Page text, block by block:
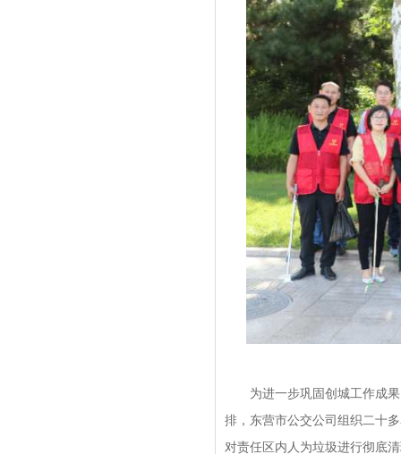
为进一步巩固创城工作成果
排，东营市公交公司组织二十
对责任区内人为垃圾进行彻底